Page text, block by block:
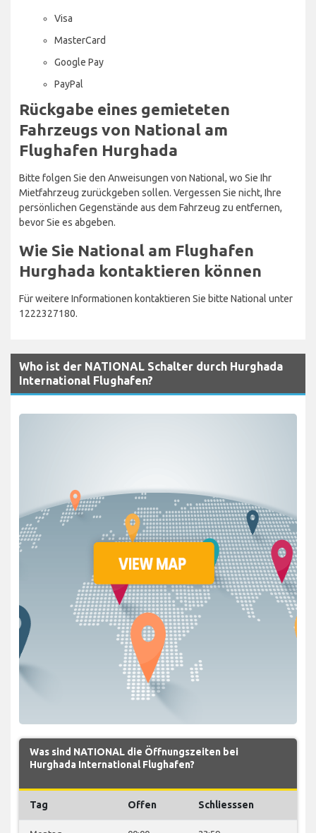
Visa
MasterCard
Google Pay
PayPal
Rückgabe eines gemieteten
Fahrzeugs von National am
Flughafen Hurghada
Bitte folgen Sie den Anweisungen von National, wo Sie Ihr
Mietfahrzeug zurückgeben sollen. Vergessen Sie nicht, Ihre
persönlichen Gegenstände aus dem Fahrzeug zu entfernen,
bevor Sie es abgeben.
Wie Sie National am Flughafen
Hurghada kontaktieren können
Für weitere Informationen kontaktieren Sie bitte National unter
1222327180.
Who ist der NATIONAL Schalter durch Hurghada
International Flughafen?
Was sind NATIONAL die Öffnungszeiten bei
Hurghada International Flughafen?
Tag Offen Schliesssen